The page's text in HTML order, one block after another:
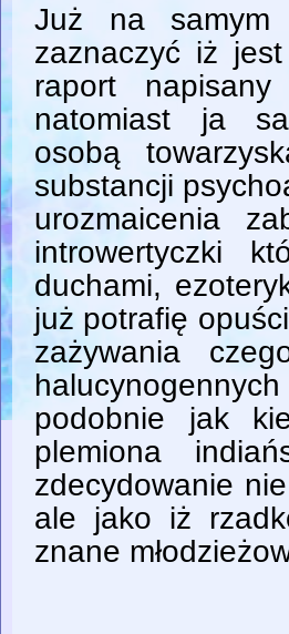
Już na samym
zaznaczyć iż
raport
natomiast ja
osobą
substancji
urozmaicenia
introwertyczki
duchami,
już potrafię
zażywania
podobnie jak
plemiona
zdecydowanie
ale jako iż
znane